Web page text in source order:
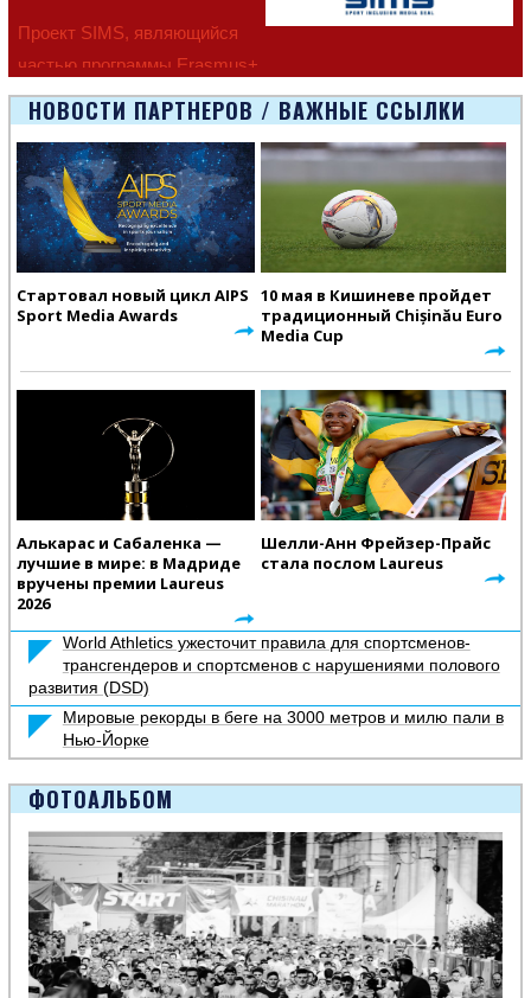
Проект SIMS, являющийся
частью программы Erasmus+
Европейско
НОВОСТИ ПАРТНЕРОВ / ВАЖНЫЕ ССЫЛКИ
Стартовал новый цикл AIPS
Sport Media Awards
10 мая в Кишиневе пройдет
традиционный Chișinău Euro
Media Cup
Алькарас и Сабаленка —
лучшие в мире: в Мадриде
вручены премии Laureus
2026
Шелли-Анн Фрейзер-Прайс
стала послом Laureus
World Athletics ужесточит правила для спортсменов-
трансгендеров и спортсменов с нарушениями полового
развития (DSD)
Мировые рекорды в беге на 3000 метров и милю пали в
Нью-Йорке
ФОТОАЛЬБОМ